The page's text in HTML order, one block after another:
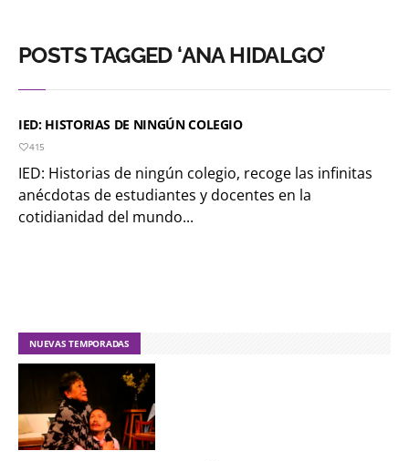
POSTS TAGGED ‘ANA HIDALGO’
IED: HISTORIAS DE NINGÚN COLEGIO
415
IED: Historias de ningún colegio, recoge las infinitas
anécdotas de estudiantes y docentes en la
cotidianidad del mundo...
NUEVAS TEMPORADAS